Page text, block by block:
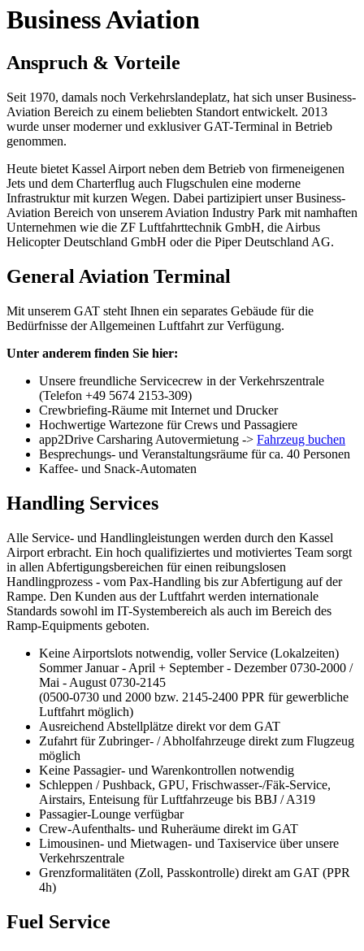
Business Aviation
Anspruch & Vorteile
Seit 1970, damals noch Verkehrslandeplatz, hat sich unser Business-
Aviation Bereich zu einem beliebten Standort entwickelt. 2013
wurde unser moderner und exklusiver GAT-Terminal in Betrieb
genommen.
Heute bietet Kassel Airport neben dem Betrieb von firmeneigenen
Jets und dem Charterflug auch Flugschulen eine moderne
Infrastruktur mit kurzen Wegen. Dabei partizipiert unser Business-
Aviation Bereich von unserem Aviation Industry Park mit namhaften
Unternehmen wie die ZF Luftfahrttechnik GmbH, die Airbus
Helicopter Deutschland GmbH oder die Piper Deutschland AG.
General Aviation Terminal
Mit unserem GAT steht Ihnen ein separates Gebäude für die
Bedürfnisse der Allgemeinen Luftfahrt zur Verfügung.
Unter anderem finden Sie hier:
Unsere freundliche Servicecrew in der Verkehrszentrale
(Telefon +49 5674 2153-309)
Crewbriefing-Räume mit Internet und Drucker
Hochwertige Wartezone für Crews und Passagiere
app2Drive Carsharing Autovermietung -> Fahrzeug buchen
Besprechungs- und Veranstaltungsräume für ca. 40 Personen
Kaffee- und Snack-Automaten
Handling Services
Alle Service- und Handlingleistungen werden durch den Kassel
Airport erbracht. Ein hoch qualifiziertes und motiviertes Team sorgt
in allen Abfertigungsbereichen für einen reibungslosen
Handlingprozess - vom Pax-Handling bis zur Abfertigung auf der
Rampe. Den Kunden aus der Luftfahrt werden internationale
Standards sowohl im IT-Systembereich als auch im Bereich des
Ramp-Equipments geboten.
Keine Airportslots notwendig, voller Service (Lokalzeiten)
Sommer Januar - April + September - Dezember 0730-2000 /
Mai - August 0730-2145
(0500-0730 und 2000 bzw. 2145-2400 PPR für gewerbliche
Luftfahrt möglich)
Ausreichend Abstellplätze direkt vor dem GAT
Zufahrt für Zubringer- / Abholfahrzeuge direkt zum Flugzeug
möglich
Keine Passagier- und Warenkontrollen notwendig
Schleppen / Pushback, GPU, Frischwasser-/Fäk-Service,
Airstairs, Enteisung für Luftfahrzeuge bis BBJ / A319
Passagier-Lounge verfügbar
Crew-Aufenthalts- und Ruheräume direkt im GAT
Limousinen- und Mietwagen- und Taxiservice über unsere
Verkehrszentrale
Grenzformalitäten (Zoll, Passkontrolle) direkt am GAT (PPR
4h)
Fuel Service